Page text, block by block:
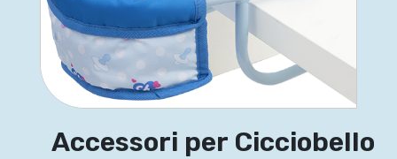
Accessori per Cicciobello